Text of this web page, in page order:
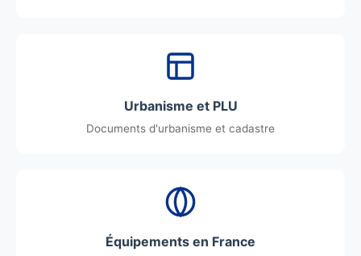
Urbanisme et PLU
Documents d'urbanisme et cadastre
Équipements en France